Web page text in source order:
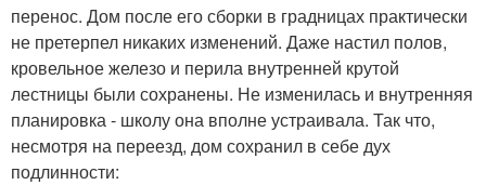
перенос. Дом после его сборки в градницах практически
не претерпел никаких изменений. Даже настил полов,
кровельное железо и перила внутренней крутой
лестницы были сохранены. Не изменилась и внутренняя
планировка - школу она вполне устраивала. Так что,
несмотря на переезд, дом сохранил в себе дух
подлинности: